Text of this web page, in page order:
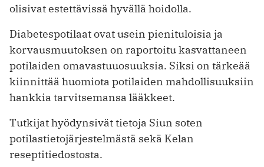
olisivat estettävissä hyvällä hoidolla.
Diabetespotilaat ovat usein pienituloisia ja
korvausmuutoksen on raportoitu kasvattaneen
potilaiden omavastuuosuuksia. Siksi on tärkeää
kiinnittää huomiota potilaiden mahdollisuuksiin
hankkia tarvitsemansa lääkkeet.
Tutkijat hyödynsivät tietoja Siun soten
potilastietojärjestelmästä sekä Kelan
reseptitiedostosta.